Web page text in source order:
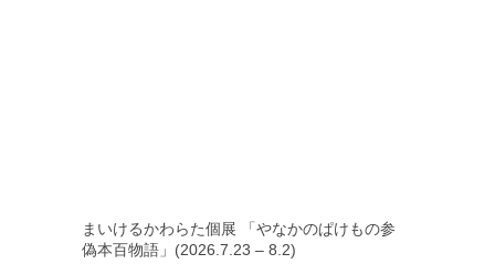
まいけるかわらた個展 「やなかのぱけもの参
偽本百物語」(2026.7.23 – 8.2)